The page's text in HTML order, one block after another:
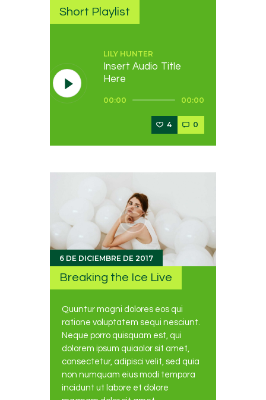
Short Playlist
LILY HUNTER
Insert Audio Title
Here
00:00 00:00
4 0
6 DE DICIEMBRE DE 2017
Breaking the Ice Live
Quuntur magni dolores eos qui
ratione voluptatem sequi nesciunt.
Neque porro quisquam est, qui
dolorem ipsum quiaolor sit amet,
consectetur, adipisci velit, sed quia
non numquam eius modi tempora
incidunt ut labore et dolore